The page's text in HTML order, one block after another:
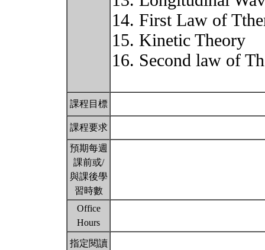
14. First Law of
15. Kinetic Theory
16. Second law of
課程目標
課程要求
預期每週
課前或/
與課後學
習時數
Office
Hours
指定閱讀